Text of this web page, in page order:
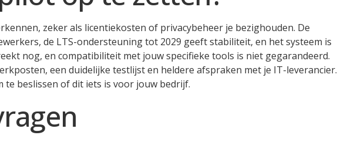
zeker als licentiekosten of privacybeheer je bezighouden. De
de LTS-ondersteuning tot 2029 geeft stabiliteit, en het systeem is
nog, en compatibiliteit met jouw specifieke tools is niet gegarandeerd.
een duidelijke testlijst en heldere afspraken met je IT-leverancier.
beslissen of dit iets is voor jouw bedrijf.